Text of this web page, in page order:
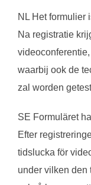
NL Het formulier
Na registratie
videoconferentie,
waarbij ook de
zal worden
SE Formuläret
Efter
tidslucka för
under vilken den